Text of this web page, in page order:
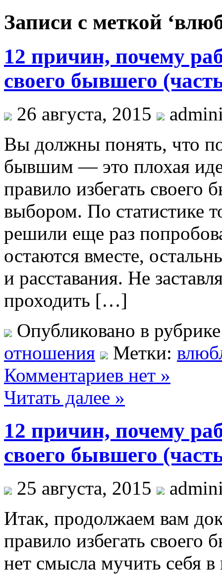
Записи с меткой
12 причин, почему
своего бывшего
26 августа, 2015
Вы должны понять, что
бывшим — это плохая
правило избегать
выбором. По статистике
решили еще раз
остаются вместе,
и расставания. Не
проходить […]
Опубликовано в
отношения
Метки:
Комментариев нет »
Читать далее »
12 причин, почему
своего бывшего
25 августа, 2015
Итак, продолжаем вам
правило избегать своего
нет смысла мучить себя